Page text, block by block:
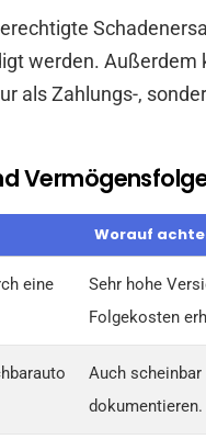
werden. Außerdem
als Zahlungs-,
Worauf
eine
Sehr hohe
Folgekosten
Auch
dokumentieren.